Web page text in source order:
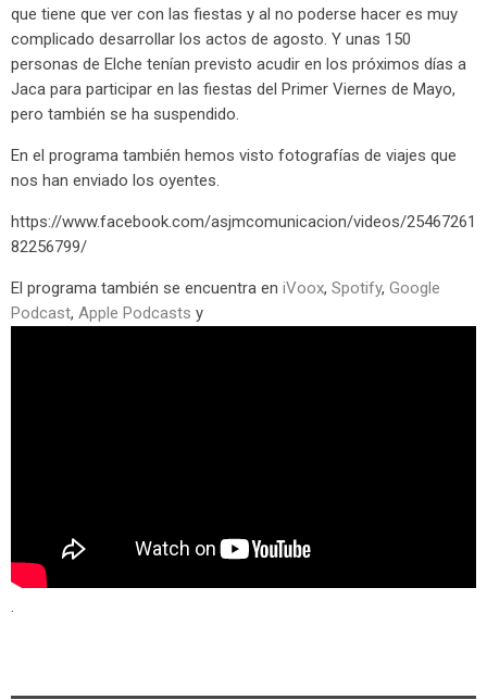
que tiene que ver con las fiestas y al no poderse hacer es muy
complicado desarrollar los actos de agosto. Y unas 150
personas de Elche tenían previsto acudir en los próximos días a
Jaca para participar en las fiestas del Primer Viernes de Mayo,
pero también se ha suspendido.
En el programa también hemos visto fotografías de viajes que
nos han enviado los oyentes.
https://www.facebook.com/asjmcomunicacion/videos/25467261
82256799/
El programa también se encuentra en iVoox, Spotify, Google
Podcast, Apple Podcasts y
.